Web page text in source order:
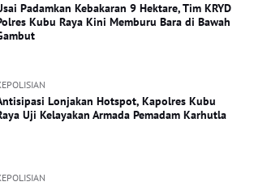
Padamkan Kebakaran 9 Hektare, Tim KRYD
Kubu Raya Kini Memburu Bara di Bawah
Lonjakan Hotspot, Kapolres Kubu
Uji Kelayakan Armada Pemadam Karhutla